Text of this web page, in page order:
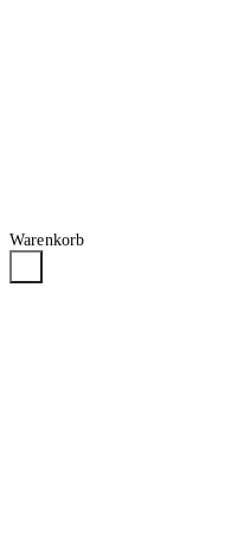
Warenkorb